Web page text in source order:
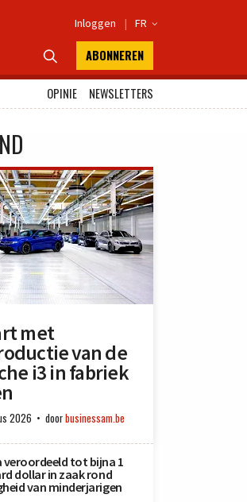
Inloggen | FR 
 ABONNEREN
OPINIE
NEWSLETTERS
met
van de
i3 in fabriek
2026 doorbusinessam.be
veroordeeld tot bijna 1
dollar in zaak rond
van minderjarigen